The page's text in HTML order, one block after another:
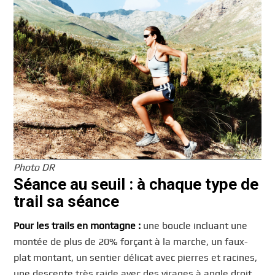
Photo DR
Séance au seuil : à chaque type de
trail sa séance
Pour les trails en montagne : une boucle incluant une
montée de plus de 20% forçant à la marche, un faux-
plat montant, un sentier délicat avec pierres et racines,